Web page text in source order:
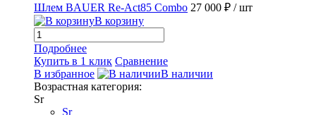
Шлем BAUER Re-Act85 Combo 27 000 ₽ / шт
В корзину
Подробнее
Купить в 1 клик Сравнение
В избранное
В наличии
Возрастная категория:
Sr
Sr